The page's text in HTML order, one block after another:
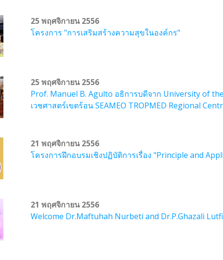
25 พฤศจิกายน 2556
โครงการ "การเสริมสร้างความสุขในองค์กร"
25 พฤศจิกายน 2556
Prof. Manuel B. Agulto อธิการบดีจาก University of
เวชศาสตร์เขตร้อน SEAMEO TROPMED Regional
21 พฤศจิกายน 2556
โครงการฝึกอบรมเชิงปฏิบัติการเรื่อง "Principle and
21 พฤศจิกายน 2556
Welcome Dr.Maftuhah Nurbeti and Dr.P.Ghazali